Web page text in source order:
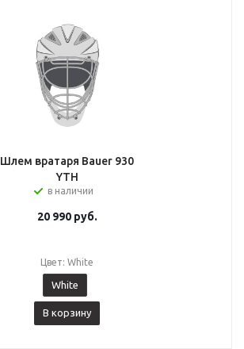
Шлем вратаря Bauer 930
YTH
в наличии
20 990руб.
Цвет: White
White
В корзину